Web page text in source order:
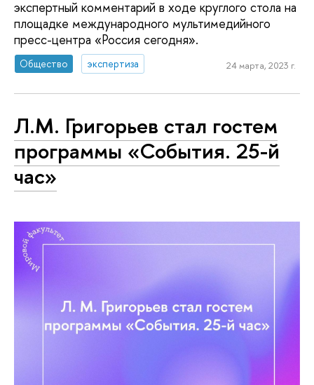
экспертный комментарий в ходе круглого стола на
площадке международного мультимедийного
пресс-центра «Россия сегодня».
Общество экспертиза 24 марта, 2023 г.
Л.М. Григорьев стал гостем
программы «События. 25-й
час»